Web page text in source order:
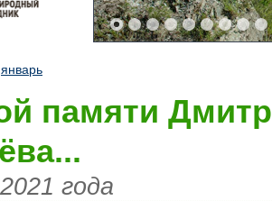
январь
памяти
года